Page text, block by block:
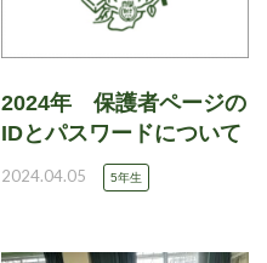
2024年 保護者ページの
IDとパスワードについて
2024.04.05 5年生